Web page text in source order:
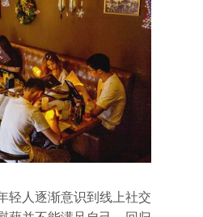
轻人逐渐意识到线上社交